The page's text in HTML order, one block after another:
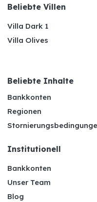
Beliebte Villen
Villa Dark 1
Villa Olives
Beliebte Inhalte
Bankkonten
Regionen
Institutionell
Bankkonten
Unser Team
Blog